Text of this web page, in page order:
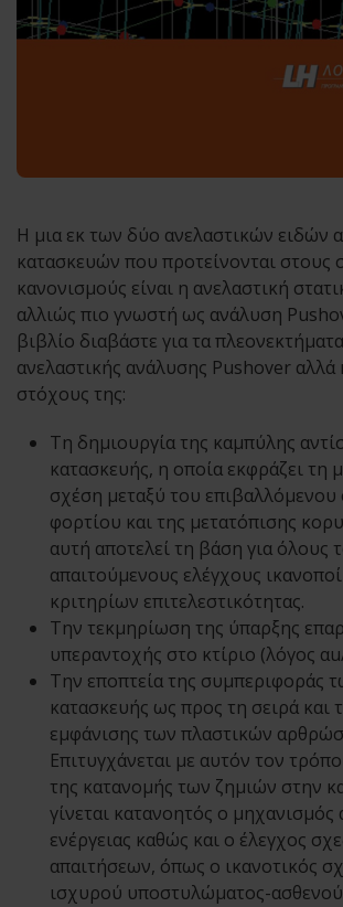
Η μια εκ των δύο ανελαστικών ειδών
κατασκευών που προτείνονται στους
κανονισμούς είναι η ανελαστική
αλλιώς πιο γνωστή ως ανάλυση
βιβλίο διαβάστε για τα
ανελαστικής ανάλυσης Pushover αλλά
στόχους της:
Τη δημιουργία της καμπύλης
κατασκευής, η οποία εκφράζει τη
σχέση μεταξύ του επιβαλλόμενου
φορτίου και της μετατόπισης
αυτή αποτελεί τη βάση για όλους
απαιτούμενους ελέγχους
κριτηρίων επιτελεστικότητας.
Την τεκμηρίωση της ύπαρξης
υπεραντοχής στο κτίριο (λόγος
Την εποπτεία της συμπεριφοράς
κατασκευής ως προς τη σειρά και
εμφάνισης των πλαστικών
Επιτυγχάνεται με αυτόν τον
της κατανομής των ζημιών στην
γίνεται κατανοητός ο
ενέργειας καθώς και ο έλεγχος
απαιτήσεων, όπως ο ικανoτικός
ισχυρού υποστυλώματος-